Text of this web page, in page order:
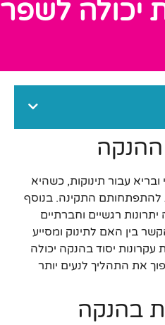
יכולה לשפר
עבור תינוקות, כשהיא
התקינה. בנוסף
רגשיים וחברתיים
בין האם לתינוק ומסייע
יסוד בהנקה יכולה
את התהליך לנעים יותר
בהנקה